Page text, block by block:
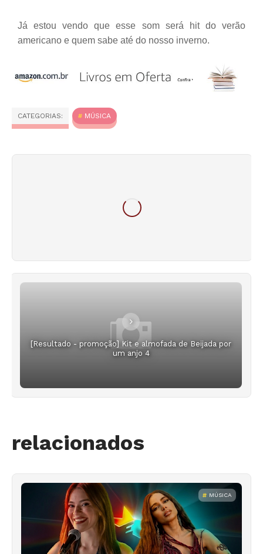
Já estou vendo que esse som será hit do verão
americano e quem sabe até do nosso inverno.
CATEGORIAS: MÚSICA
[Resultado - promoção] Kit e almofada de Beijada por
um anjo 4
relacionados
MÚSICA